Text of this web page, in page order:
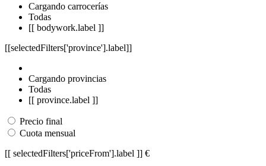
Cargando carrocerías
Todas
[[ bodywork.label ]]
[[selectedFilters['province'].label]]
Cargando provincias
Todas
[[ province.label ]]
Precio final
Cuota mensual
[[ selectedFilters['priceFrom'].label ]] €